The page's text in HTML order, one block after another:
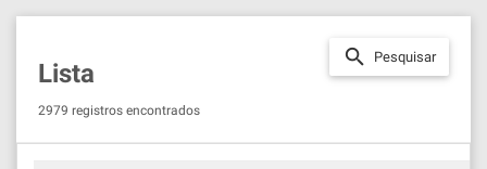
search Pesquisar
Lista
2979 registros encontrados